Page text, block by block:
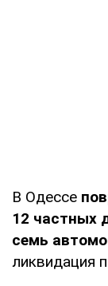
В Одессе
12 частных
семь
ликвидация